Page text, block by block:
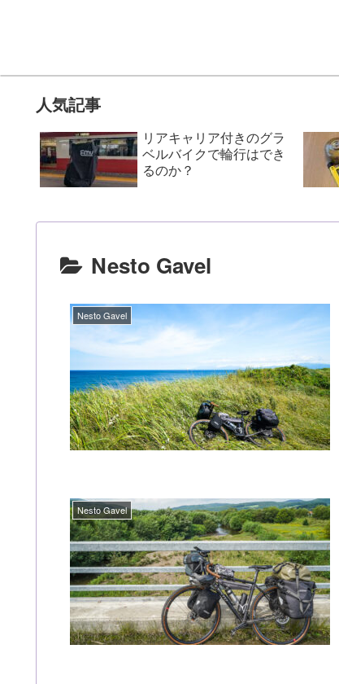
人気記事
リアキャリア付きのグラ
ベルバイクで輪行はでき
るのか？
Nesto Gavel
Nesto Gavel
Nesto Gavel